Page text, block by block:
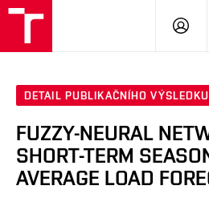
DETAIL PUBLIKAČNÍHO VÝSLEDKU
FUZZY-NEURAL
SHORT-TERM
AVERAGE LOAD